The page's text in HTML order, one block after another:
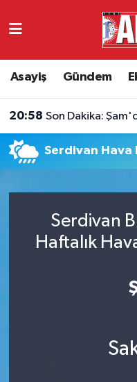
Asayiş Gündem
20:58 Son Dakika: Şam'da
Serdivan Hava
Serdivan
Haftalık
Ekonomi
Siyaset
Resmi İlanlar
Alanyaspor
Antalya Namaz
Antalya Trafik
Süper Lig Puan
Tüm Manşetler